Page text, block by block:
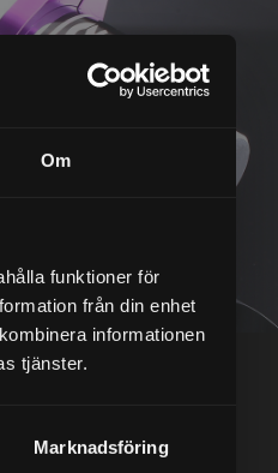
Om
funktioner för
från din enhet
informationen
tjänster.
Marknadsföring